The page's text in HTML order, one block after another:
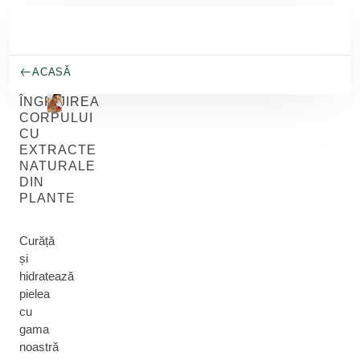
ACASĂ
ÎNGRIJIREA
CORPULUI
CU
EXTRACTE
NATURALE
DIN
PLANTE
Curăță
și
hidratează
pielea
cu
gama
noastră